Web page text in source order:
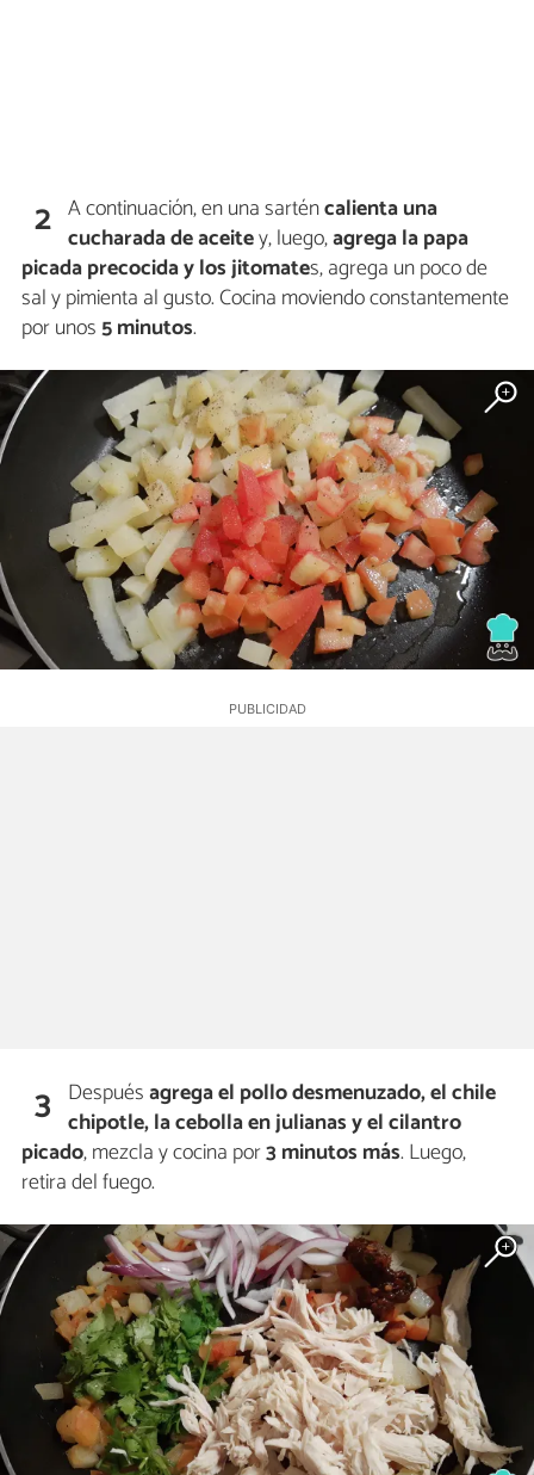
2 A continuación, en una sarténcalienta una
cucharada de aceitey, luego,agrega la papa
picada precocida y los jitomates, agrega un poco de
sal y pimienta al gusto. Cocina moviendo constantemente
por unos5 minutos.
3 Despuésagrega el pollo desmenuzado, el chile
chipotle, la cebolla en julianas y el cilantro
picado, mezcla y cocina por3 minutos más. Luego,
retira del fuego.